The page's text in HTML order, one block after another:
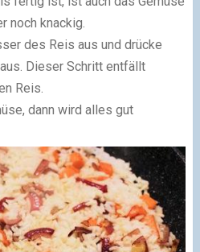
noch knackig.
des Reis aus und drücke
Dieser Schritt entfällt
Reis.
dann wird alles gut